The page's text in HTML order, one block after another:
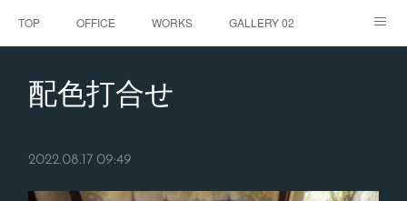
TOP OFFICE WORKS GALLERY 02
ABOUT
配色打合せ
2022.08.17 09:49